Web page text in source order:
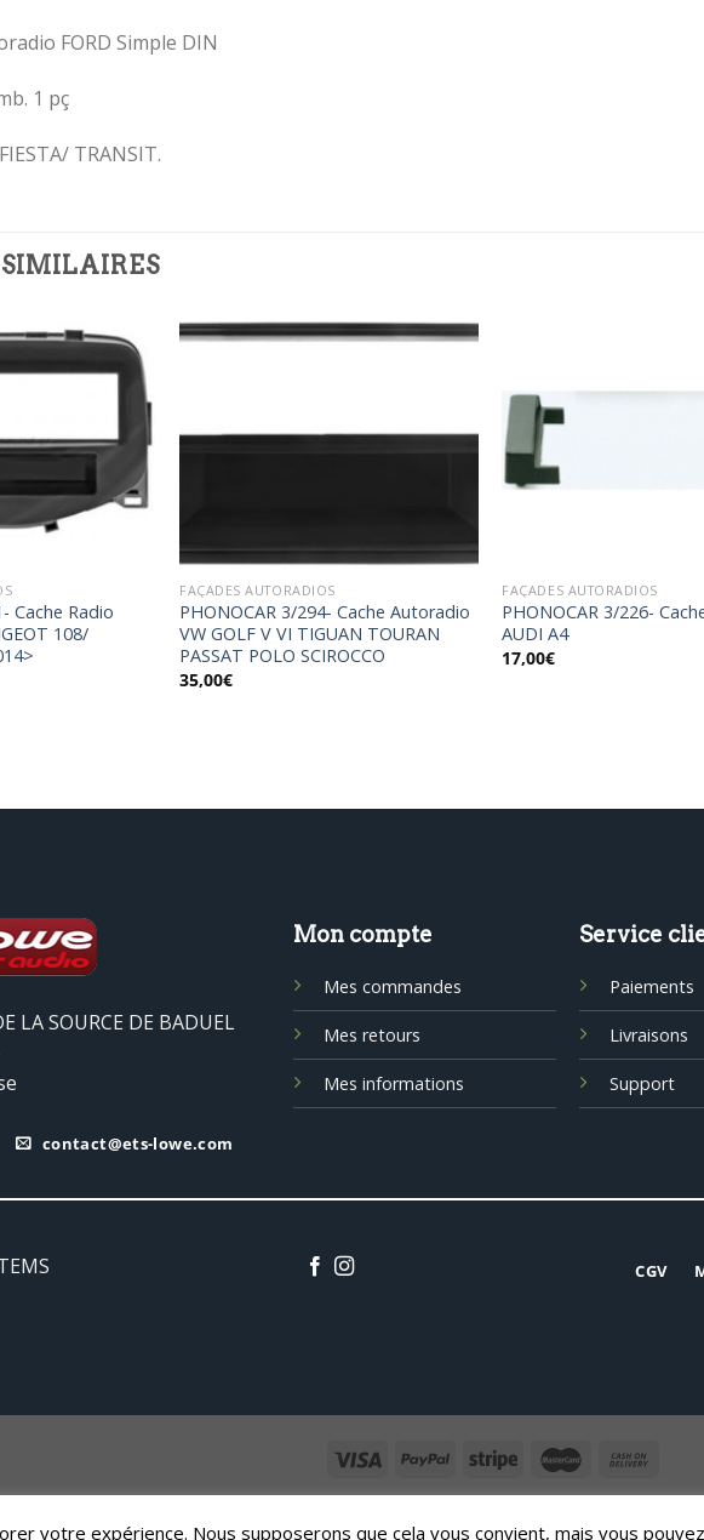
FORD Simple DIN
1 pç
TRANSIT.
à la
wishlist
Cache Radio
108/
à la
FAÇADES AUTORADIOS
PHONOCAR 3/294- Cache Autoradio
VW GOLF V VI TIGUAN TOURAN
PASSAT POLO SCIROCCO
35,00€
FAÇADES AUTORADIOS
PHONOCAR 3/226-
AUDI A4
17,00€
LA SOURCE DE BADUEL
contact@ets-lowe.com
Mon compte
Mes commandes
Mes retours
Mes informations
Service
Paiements
Livraisons
Support
CGV
votre expérience. Nous supposerons que cela vous convient, mais vous